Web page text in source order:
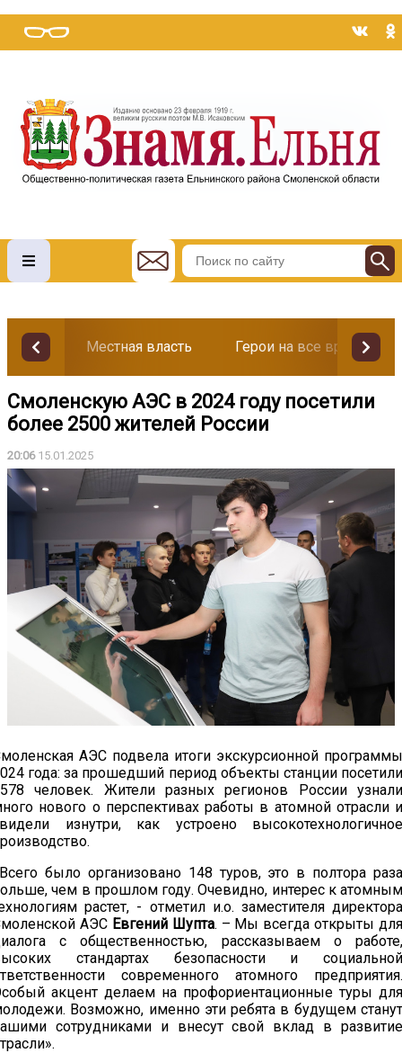
Местная власть Герои на все времена
Смоленскую АЭС в 2024 году посетили
более 2500 жителей России
20:0615.01.2025
АЭС подвела итоги экскурсионной программы
года: за прошедший период объекты станции посетили
человек. Жители разных регионов России узнали
нового о перспективах работы в атомной отрасли и
изнутри, как устроено высокотехнологичное
было организовано 148 туров, это в полтора раза
чем в прошлом году. Очевидно, интерес к атомным
растет, - отметил и.о. заместителя директора
АЭС Евгений Шупта. – Мы всегда открыты для
с общественностью, рассказываем о работе,
стандартах безопасности и социальной
современного атомного предприятия.
акцент делаем на профориентационные туры для
Возможно, именно эти ребята в будущем станут
сотрудниками и внесут свой вклад в развитие